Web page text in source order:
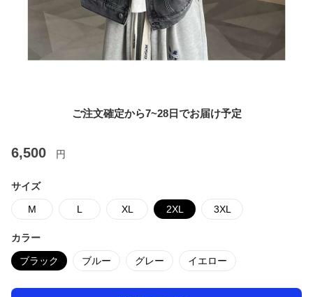
ご注文確定から7~28日でお届け予定
6,500 円
サイズ
M L XL 2XL 3XL
カラー
ブラック ブルー グレー イエロー